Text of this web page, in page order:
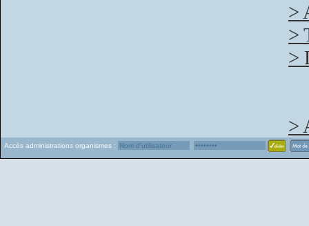
>
>
>
>
Accès administrations organismes :